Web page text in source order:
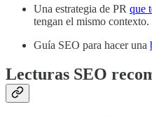
Una estrategia de PR que
tengan el mismo contexto.
Guía SEO para hacer una
Lecturas SEO